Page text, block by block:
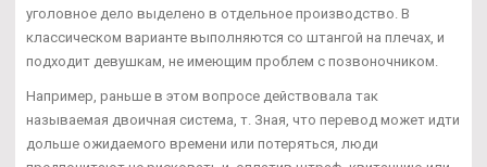
уголовное дело выделено в отдельное производство. В
классическом варианте выполняются со штангой на плечах, и
подходит девушкам, не имеющим проблем с позвоночником.
Например, раньше в этом вопросе действовала так
называемая двоичная система, т. Зная, что перевод может идти
дольше ожидаемого времени или потеряться, люди